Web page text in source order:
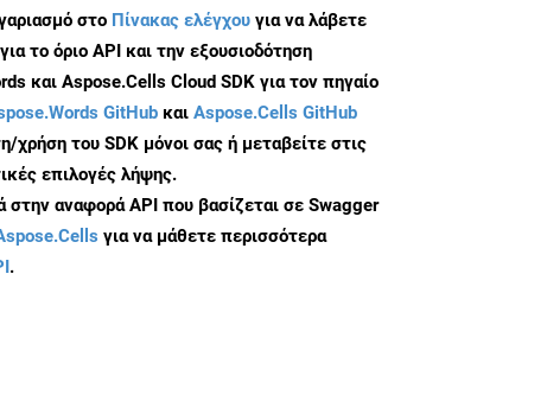
στο Πίνακας ελέγχου για να λάβετε
το όριο API και την εξουσιοδότηση
και Aspose.Cells Cloud SDK για τον πηγαίο
GitHub και Aspose.Cells GitHub
χρήση του SDK μόνοι σας ή μεταβείτε στις
επιλογές λήψης.
στην αναφορά API που βασίζεται σε Swagger
για να μάθετε περισσότερα
.